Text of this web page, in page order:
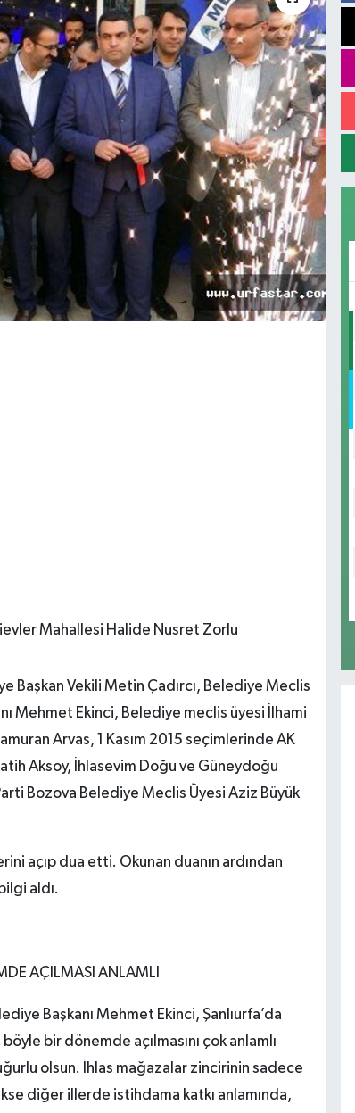
Mahallesi Halide Nusret Zorlu
Başkan Vekili Metin Çadırcı, Belediye Meclis
Mehmet Ekinci, Belediye meclis üyesi İlhami
Arvas, 1 Kasım 2015 seçimlerinde AK
Aksoy, İhlasevim Doğu ve Güneydoğu
Bozova Belediye Meclis Üyesi Aziz Büyük
açıp dua etti. Okunan duanın ardından
aldı.
AÇILMASI ANLAMLI
Başkanı Mehmet Ekinci, Şanlıurfa’da
bir dönemde açılmasını çok anlamlı
olsun. İhlas mağazalar zincirinin sadece
diğer illerde istihdama katkı anlamında,